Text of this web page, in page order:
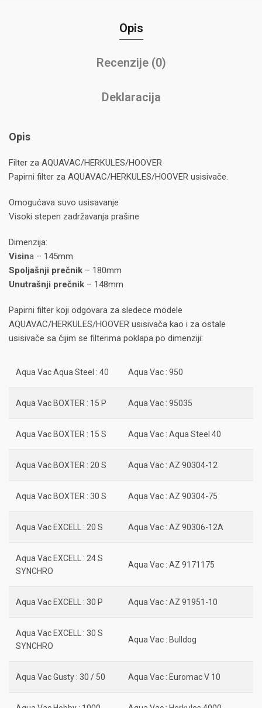
Opis
Recenzije (0)
Deklaracija
Opis
Filter za AQUAVAC/HERKULES/HOOVER
Papirni filter za AQUAVAC/HERKULES/HOOVER usisivače.
Omogućava suvo usisavanje
Visoki stepen zadržavanja prašine
Dimenzija:
Visina – 145mm
Spoljašnji prečnik – 180mm
Unutrašnji prečnik – 148mm
Papirni filter koji odgovara za sledece modele
AQUAVAC/HERKULES/HOOVER usisivača kao i za ostale
usisivače sa čijim se filterima poklapa po dimenziji:
Aqua Vac Aqua Steel : 40 Aqua Vac : 950
Aqua Vac BOXTER : 15 P Aqua Vac : 95035
Aqua Vac BOXTER : 15 S Aqua Vac : Aqua Steel 40
Aqua Vac BOXTER : 20 S Aqua Vac : AZ 90304-12
Aqua Vac BOXTER : 30 S Aqua Vac : AZ 90304-75
Aqua Vac EXCELL : 20 S Aqua Vac : AZ 90306-12A
Aqua Vac EXCELL : 24 S
SYNCHRO
Aqua Vac : AZ 9171175
Aqua Vac EXCELL : 30 P Aqua Vac : AZ 91951-10
Aqua Vac EXCELL : 30 S
SYNCHRO
Aqua Vac : Bulldog
Aqua Vac Gusty : 30 / 50 Aqua Vac : Euromac V 10